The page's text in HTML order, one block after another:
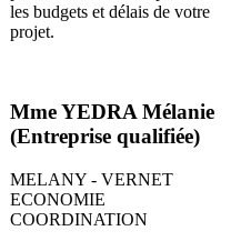
les budgets et délais de votre
projet.
Mme YEDRA Mélanie
(Entreprise qualifiée)
MELANY - VERNET
ECONOMIE
COORDINATION